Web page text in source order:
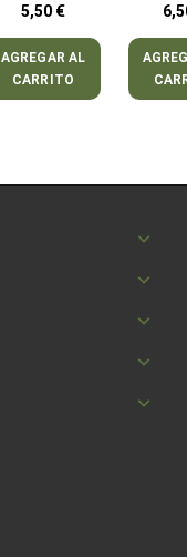
5,50 €
AGREGAR AL
CARRITO